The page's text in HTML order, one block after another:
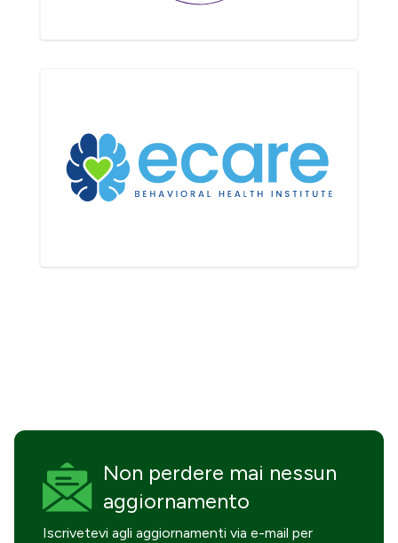
Non perdere mai nessun
aggiornamento
Iscrivetevi agli aggiornamenti via e-mail per